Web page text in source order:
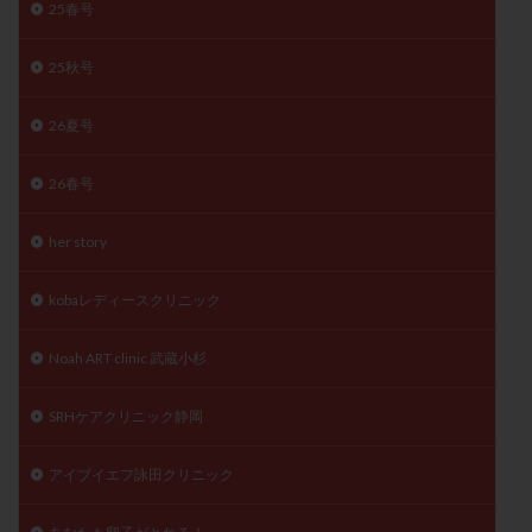
25春号
25秋号
26夏号
26春号
her story
kobaレディースクリニック
Noah ART clinic 武蔵小杉
SRHケアクリニック静岡
アイブイエフ詠田クリニック